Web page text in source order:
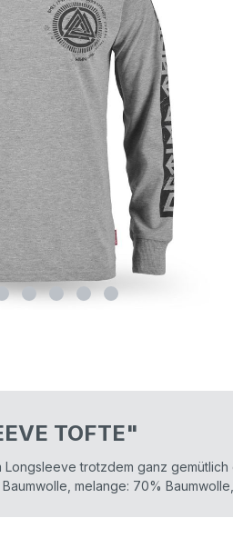
TOFTE"
Longsleeve trotzdem ganz
melange: 70%